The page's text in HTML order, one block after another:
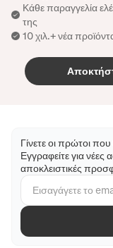
Κάθε παραγγελία
της
10 χιλ.+ νέα
Γίνετε οι πρώτοι
Εγγραφείτε για νέες
αποκλειστικές